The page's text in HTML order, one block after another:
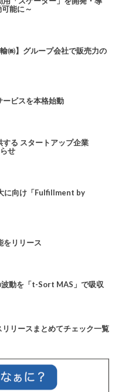
能に～
㈱】グループ会社で販売力の
ービスを本格始動
る スタートアップ企業
せ
に向け「Fulfillment by
をリリース
動を「t-Sort MAS」で吸収
リリースまとめてチェック一覧